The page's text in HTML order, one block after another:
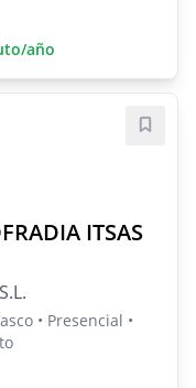
año
ITSAS
• Presencial •